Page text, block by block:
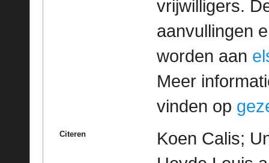
vrijwilligers.
aanvullingen
worden aan
Meer
vinden op
Citeren
Koen Calis;